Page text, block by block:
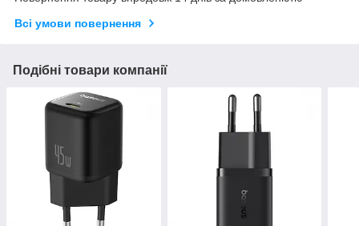
Всі умови повернення
Подібні товари компанії